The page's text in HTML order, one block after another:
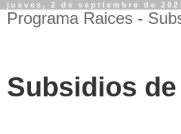
jueves, 2 de septiembre de
Programa Raices -
Subsidios